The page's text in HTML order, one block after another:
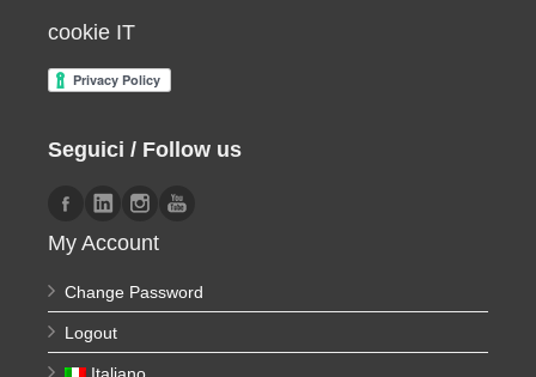
cookie IT
Seguici / Follow us
My Account
Change Password
Logout